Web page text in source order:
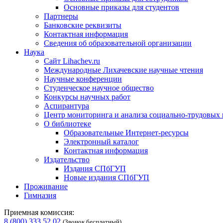
Основные приказы для студентов
Партнеры
Банковские реквизиты
Контактная информация
Сведения об образовательной организации
Наука
Сайт Lihachev.ru
Международные Лихачевские научные чтения
Научные конференции
Студенческое научное общество
Конкурсы научных работ
Аспирантура
Центр мониторинга и анализа социально-трудовых
О библиотеке
Образовательные Интернет-ресурсы
Электронный каталог
Контактная информация
Издательство
Издания СПбГУП
Новые издания СПбГУП
Проживание
Гимназия
Приемная комиссия:
8 (800) 333 52 02